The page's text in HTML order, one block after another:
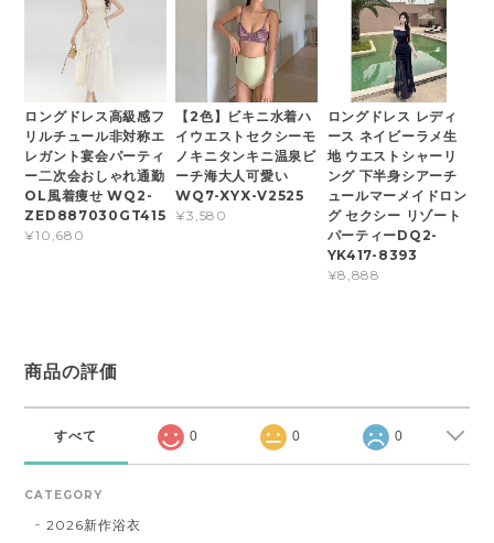
ロングドレス高級感フ
リルチュール非対称エ
レガント宴会パーティ
ー二次会おしゃれ通勤
OL風着痩せ WQ2-
ZED887030GT415
¥10,680
【2色】ビキニ水着ハ
イウエストセクシーモ
ノキニタンキニ温泉ビ
ーチ海大人可愛い
WQ7-XYX-V2525
¥3,580
ロングドレス レディ
ース ネイビーラメ生
地 ウエストシャーリ
ング 下半身シアーチ
ュールマーメイドロン
グ セクシー リゾート
パーティーDQ2-
YK417-8393
¥8,888
商品の評価
すべて 0 0 0
CATEGORY
2026新作浴衣